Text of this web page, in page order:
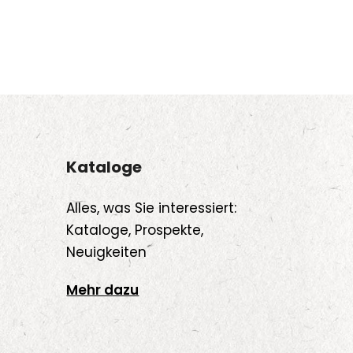
Kataloge
Alles, was Sie interessiert:
Kataloge, Prospekte,
Neuigkeiten
Mehr dazu